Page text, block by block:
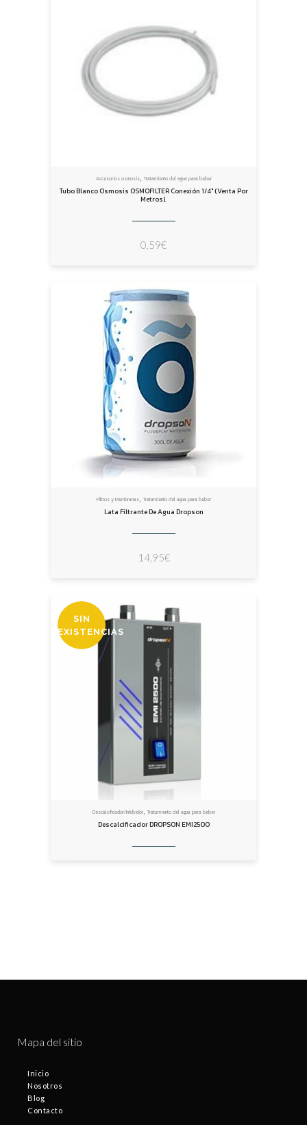
Accesorios osmosis, Tratamiento del agua para beber
Tubo Blanco Osmosis OSMOFILTER Conexión 1/4″ (venta Por
Metros).
0,59€
Filtros y Membranas, Tratamiento del agua para beber
Lata Filtrante De Agua Dropson
14,95€
SIN
EXISTENCIAS
Descalcificador/Inhibidor, Tratamiento del agua para beber
Descalcificador DROPSON EMI2500
Mapa del sitio
Inicio
Nosotros
Blog
Contacto